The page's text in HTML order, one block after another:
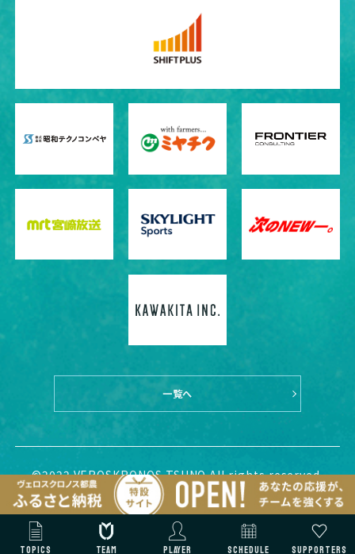
一覧へ
©2022 VEROSKRONOS TSUNO All rights reserved.
TOPICS TEAM PLAYER SCHEDULE SUPPORTERS